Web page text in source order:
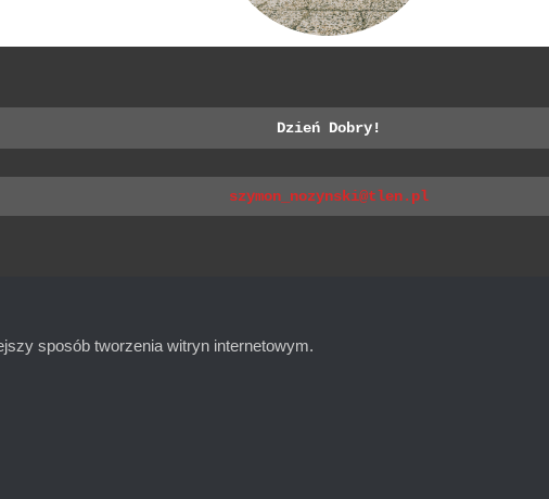
Dzień Dobry!
szymon_nozynski@tlen.pl
sposób tworzenia witryn internetowym.